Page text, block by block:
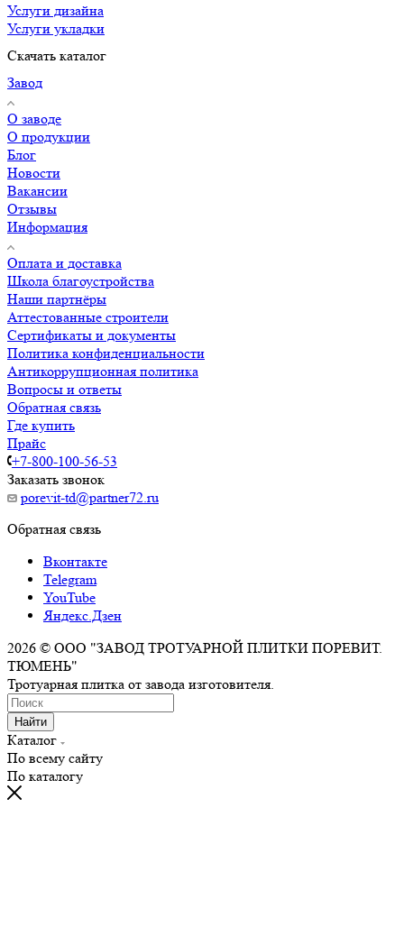
Услуги дизайна
Услуги укладки
Скачать каталог
Завод
О заводе
О продукции
Блог
Новости
Вакансии
Отзывы
Информация
Оплата и доставка
Школа благоустройства
Наши партнёры
Аттестованные строители
Сертификаты и документы
Политика конфиденциальности
Антикоррупционная политика
Вопросы и ответы
Обратная связь
Где купить
Прайс
+7-800-100-56-53
Заказать звонок
porevit-td@partner72.ru
Обратная связь
Вконтакте
Telegram
YouTube
Яндекс.Дзен
2026 © ООО "ЗАВОД ТРОТУАРНОЙ ПЛИТКИ ПОРЕВИТ.
ТЮМЕНЬ"
Тротуарная плитка от завода изготовителя.
Найти
Каталог
По всему сайту
По каталогу